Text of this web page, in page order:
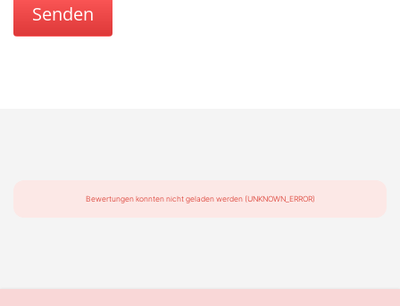
Bewertungen konnten nicht geladen werden (UNKNOWN_ERROR)